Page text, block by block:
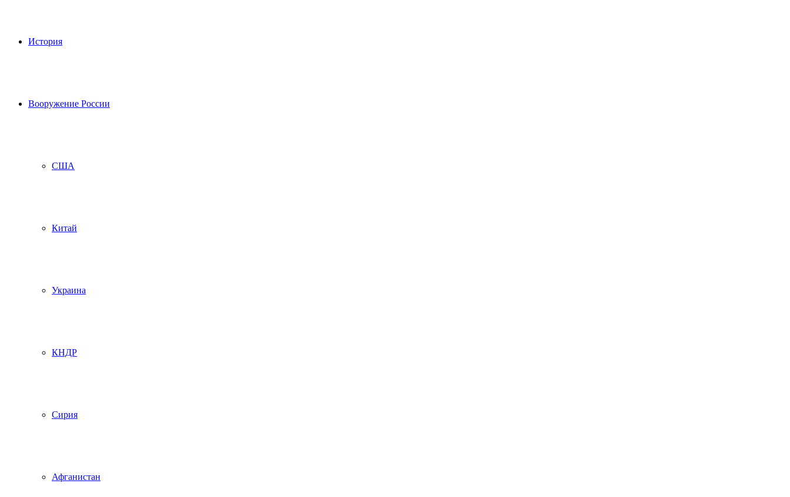
История
Вооружение России
США
Китай
Украина
КНДР
Сирия
Афганистан